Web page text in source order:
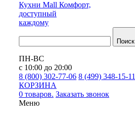
Кухни Mall Комфорт,
доступный
каждому
Поиск
ПН-ВС
с 10:00 до 20:00
8 (800) 302-77-06 8 (499) 348-15-11
КОРЗИНА
0 товаров. Заказать звонок
Меню